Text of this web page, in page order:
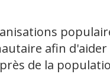
afin
de la